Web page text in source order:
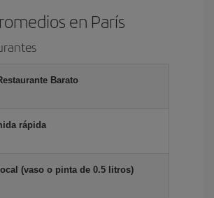
en París
Barato
rápida
(vaso o pinta de 0.5 litros)